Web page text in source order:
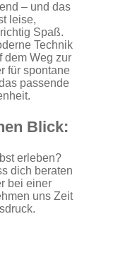
– und das
leise,
Spaß.
Technik
dem Weg zur
für spontane
passende
Blick:
erleben?
dich beraten
bei einer
uns Zeit